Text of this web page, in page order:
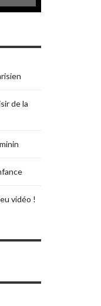
de la
vidéo !